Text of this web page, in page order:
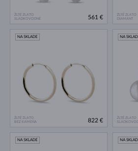
ŽLTÉ ZLATO
SLADKOVODNÉ
561 €
ŽLTÉ ZLATO
DIAMANT
ŽLTÉ ZLATO
BEZ KAMEŇA
NA SKLADE
822 €
ŽLTÉ ZLATO
NA
NA SKLADE NA